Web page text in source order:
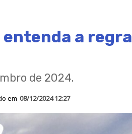
a regra
de 2024.
em 08/12/2024 12:27